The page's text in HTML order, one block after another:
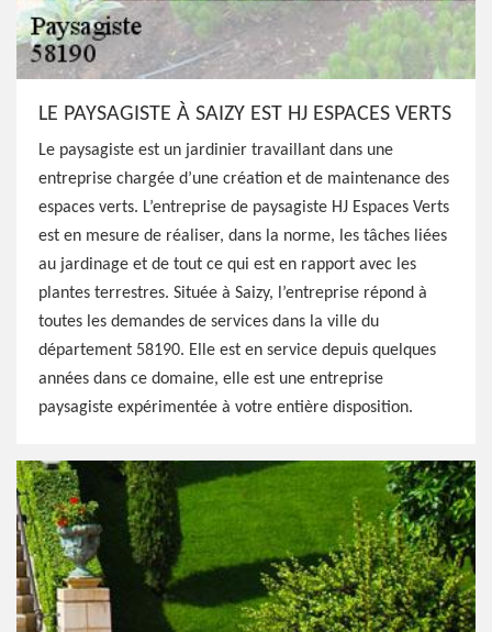
LE PAYSAGISTE À SAIZY EST HJ ESPACES VERTS
Le paysagiste est un jardinier travaillant dans une
entreprise chargée d’une création et de maintenance des
espaces verts. L’entreprise de paysagiste HJ Espaces Verts
est en mesure de réaliser, dans la norme, les tâches liées
au jardinage et de tout ce qui est en rapport avec les
plantes terrestres. Située à Saizy, l’entreprise répond à
toutes les demandes de services dans la ville du
département 58190. Elle est en service depuis quelques
années dans ce domaine, elle est une entreprise
paysagiste expérimentée à votre entière disposition.